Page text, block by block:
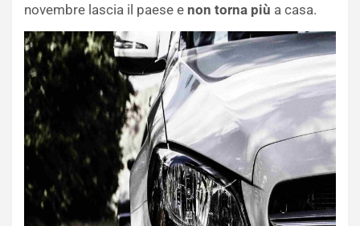
novembre lascia il paese e non torna più a casa.